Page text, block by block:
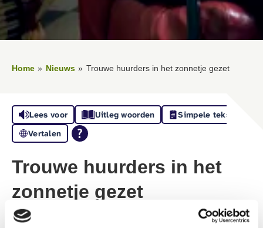
Home Nieuws Trouwe huurders in het zonnetje gezet
Lees voor Uitleg woorden
Simpele tekst
Vertalen
Trouwe huurders in het
zonnetje gezet